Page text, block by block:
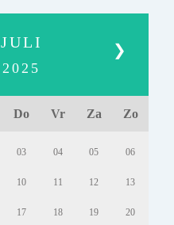
❯
JULI
2025
Do Vr Za Zo
03 04 05 06
10 11 12 13
17 18 19 20